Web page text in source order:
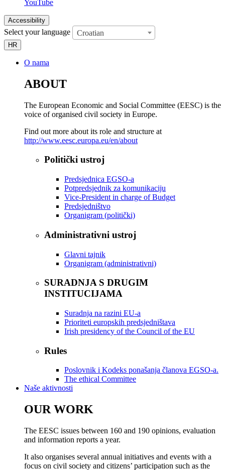
YouTube
Accessibility
Select your language Croatian
HR
O nama
ABOUT
The European Economic and Social Committee (EESC) is the
voice of organised civil society in Europe.
Find out more about its role and structure at
http://www.eesc.europa.eu/en/about
Politički ustroj
Predsjednica EGSO-a
Potpredsjednik za komunikaciju
Vice-President in charge of Budget
Predsjedništvo
Organigram (politički)
Administrativni ustroj
Glavni tajnik
Organigram (administrativni)
SURADNJA S DRUGIM
INSTITUCIJAMA
Suradnja na razini EU-a
Prioriteti europskih predsjedništava
Irish presidency of the Council of the EU
Rules
Poslovnik i Kodeks ponašanja članova EGSO-a.
​​​​​​​​​​​​​​​​​​​​​​The ethical Committee
Naše aktivnosti
OUR WORK
The EESC issues between 160 and 190 opinions, evaluation
and information reports a year.
It also organises several annual initiatives and events with a
focus on civil society and citizens’ participation such as the